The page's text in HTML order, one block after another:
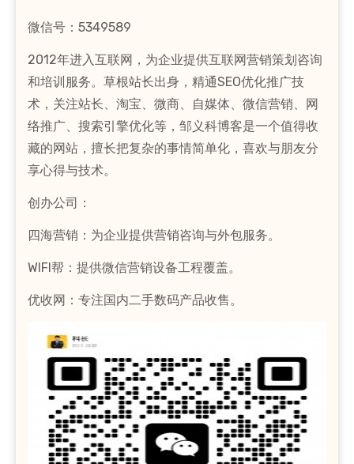
微信号：5349589
2012年进入互联网，为企业提供互联网营销策划咨询
和培训服务。草根站长出身，精通SEO优化推广技
术，关注站长、淘宝、微商、自媒体、微信营销、网
络推广、搜索引擎优化等，邹义科博客是一个值得收
藏的网站，擅长把复杂的事情简单化，喜欢与朋友分
享心得与技术。
创办公司：
四海营销：为企业提供营销咨询与外包服务。
WIFI帮：提供微信营销设备工程覆盖。
优收网：专注国内二手数码产品收售。